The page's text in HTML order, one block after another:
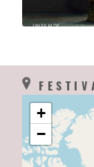
+
−